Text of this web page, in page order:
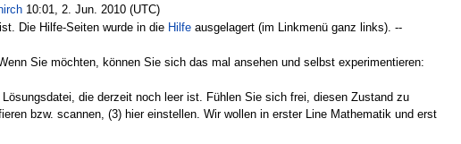
10:01, 2. Jun. 2010 (UTC)
Die Hilfe-Seiten wurde in die Hilfe ausgelagert (im Linkmenü ganz links). --
Sie möchten, können Sie sich das mal ansehen und selbst experimentieren:
die derzeit noch leer ist. Fühlen Sie sich frei, diesen Zustand zu
bzw. scannen, (3) hier einstellen. Wir wollen in erster Line Mathematik und erst